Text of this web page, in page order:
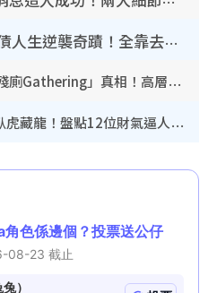
五索親揭10年前負債人生逆襲奇蹟！全靠去一地方轉運後即遇上馬先生
林芊妤親解12年前「殘廁Gathering」真相！高層解約一句話重創尊嚴至今拒返TVB
《愛回家》隱形富豪臥虎藏龍！盤點12位財氣逼人的有錢藝人：呢位靚女3億身家唔憂做